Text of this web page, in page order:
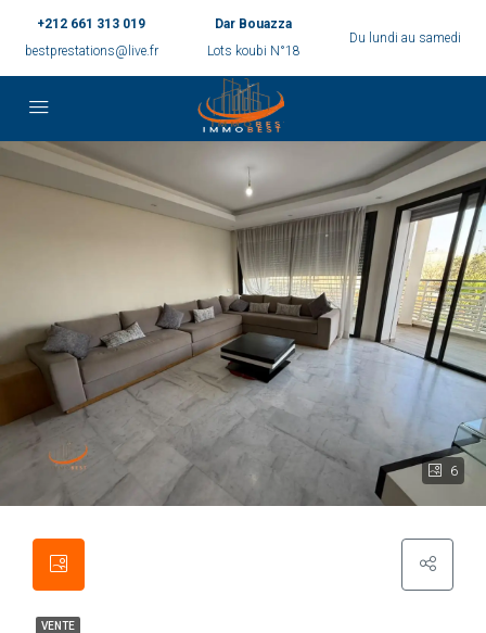
+212 661 313 019
bestprestations@live.fr
Dar Bouazza
Lots koubi N°18
Du lundi au samedi
6
VENTE